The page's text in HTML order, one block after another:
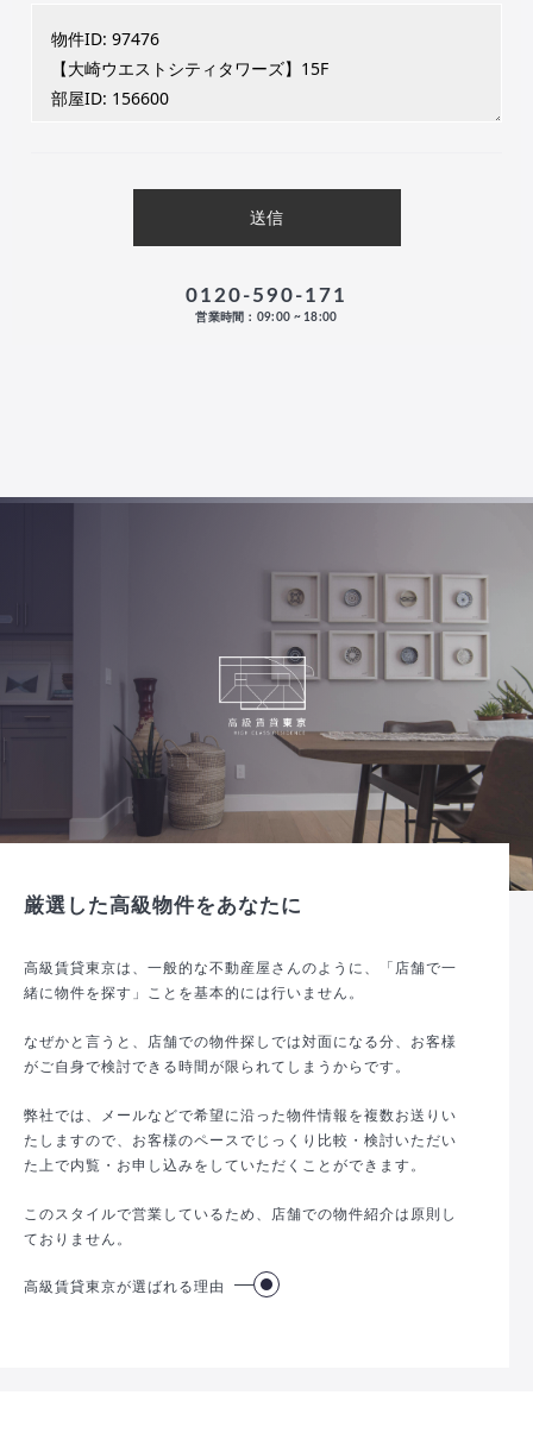
0120-590-171
営業時間：09:00 ~ 18:00
厳選した高級物件をあなたに
高級賃貸東京は、一般的な不動産屋さんのように、「店舗で一
緒に物件を探す」ことを基本的には行いません。
なぜかと言うと、店舗での物件探しでは対面になる分、お客様
がご自身で検討できる時間が限られてしまうからです。
弊社では、メールなどで希望に沿った物件情報を複数お送りい
たしますので、お客様のペースでじっくり比較・検討いただい
た上で内覧・お申し込みをしていただくことができます。
このスタイルで営業しているため、店舗での物件紹介は原則し
ておりません。
高級賃貸東京が選ばれる理由